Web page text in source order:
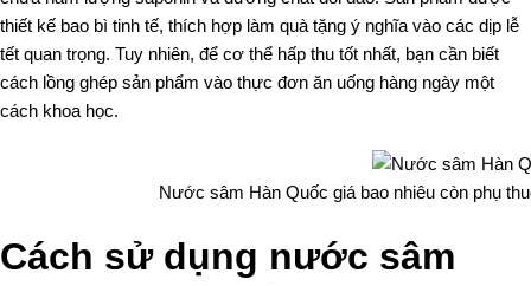
thiết kế bao bì tinh tế, thích hợp làm quà tặng ý nghĩa vào các dịp lễ
tết quan trọng. Tuy nhiên, để cơ thể hấp thu tốt nhất, bạn cần biết
cách lồng ghép sản phẩm vào thực đơn ăn uống hàng ngày một
cách khoa học.
Nước sâm Hàn Quốc giá bao nhiêu còn phụ
Cách sử dụng nước sâm